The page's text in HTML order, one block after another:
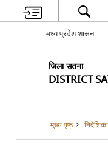
मध्य प्रदेश शासन
जिला सतना
DISTRICT
मुख्य पृष्ठ निर्देशिका